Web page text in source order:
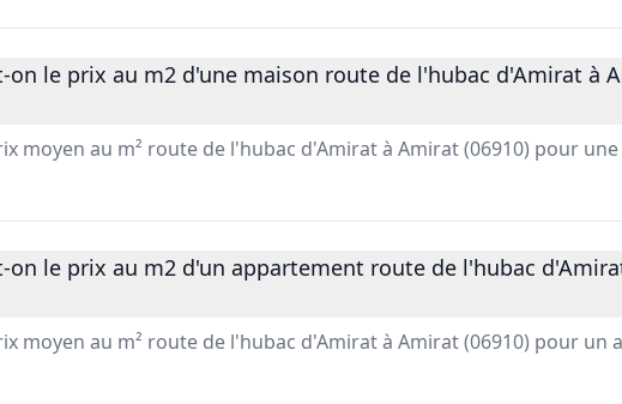
on le prix au m2 d'une maison route de l'hubac d'Amirat à
moyen au m² route de l'hubac d'Amirat à Amirat (06910) pour
on le prix au m2 d'un appartement route de l'hubac
moyen au m² route de l'hubac d'Amirat à Amirat (06910) pour un